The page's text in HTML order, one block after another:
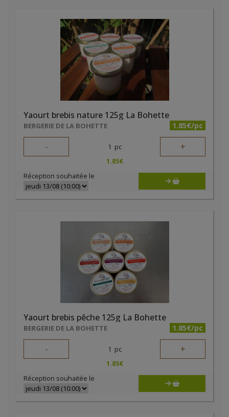
Yaourt brebis nature 125g La Bohette
BERGERIE DE LA BOHETTE 1.85€/pc
- 1 pc +
1.85€
Réception souhaitée le
Yaourt brebis pêche 125g La Bohette
BERGERIE DE LA BOHETTE 1.85€/pc
- 1 pc +
1.85€
Réception souhaitée le